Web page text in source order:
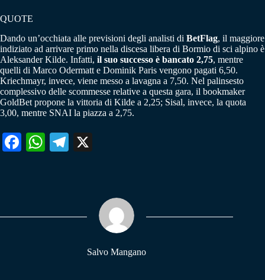
QUOTE
Dando un’occhiata alle previsioni degli analisti di BetFlag, il maggiore
indiziato ad arrivare primo nella discesa libera di Bormio di sci alpino è
Aleksander Kilde. Infatti, il suo successo è bancato 2,75, mentre
quelli di Marco Odermatt e Dominik Paris vengono pagati 6,50.
Kriechmayr, invece, viene messo a lavagna a 7,50. Nel palinsesto
complessivo delle scommesse relative a questa gara, il bookmaker
GoldBet propone la vittoria di Kilde a 2,25; Sisal, invece, la quota
3,00, mentre SNAI la piazza a 2,75.
Fa W
pp
Te
m
Salvo Mangano